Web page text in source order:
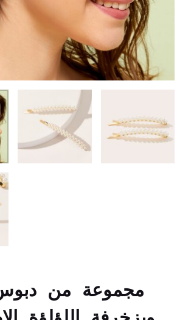
مجموعة من